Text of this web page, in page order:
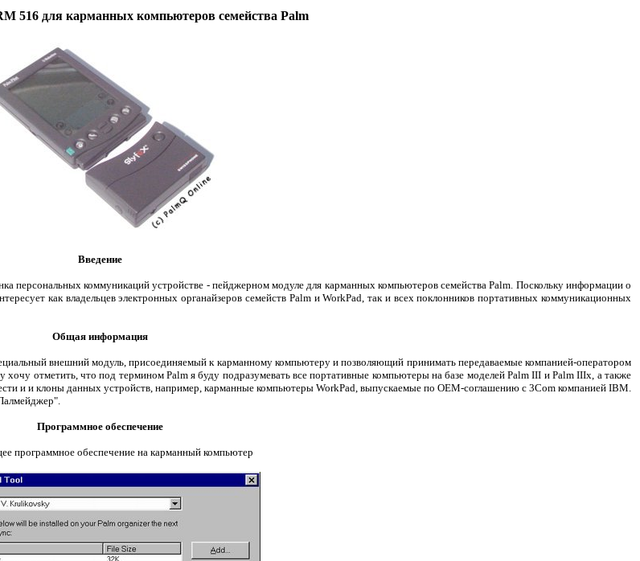
516 для карманных компьютеров семейства Palm
Введение
персональных коммуникаций устройстве - пейджерном модуле для карманных компьютеров семейства Palm. Поскольку информации о
как владельцев электронных органайзеров семейств Palm и WorkPad, так и всех поклонников портативных коммуникационных
Общая информация
внешний модуль, присоединяемый к карманному компьютеру и позволяющий принимать передаваемые компанией-оператором
отметить, что под термином Palm я буду подразумевать все портативные компьютеры на базе моделей Palm III и Palm IIIx, а также
и и клоны данных устройств, например, карманные компьютеры WorkPad, выпускаемые по OEM-соглашению c 3Com компанией IBM.
Программное обеспечение
программное обеспечение на карманный компьютер